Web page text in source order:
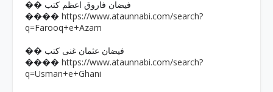
�� فیضان فاروق اعظم کتب
���� https://www.ataunnabi.com/search?
q=Farooq+e+Azam
�� فیضان عثمان غنی کتب
���� https://www.ataunnabi.com/search?
q=Usman+e+Ghani